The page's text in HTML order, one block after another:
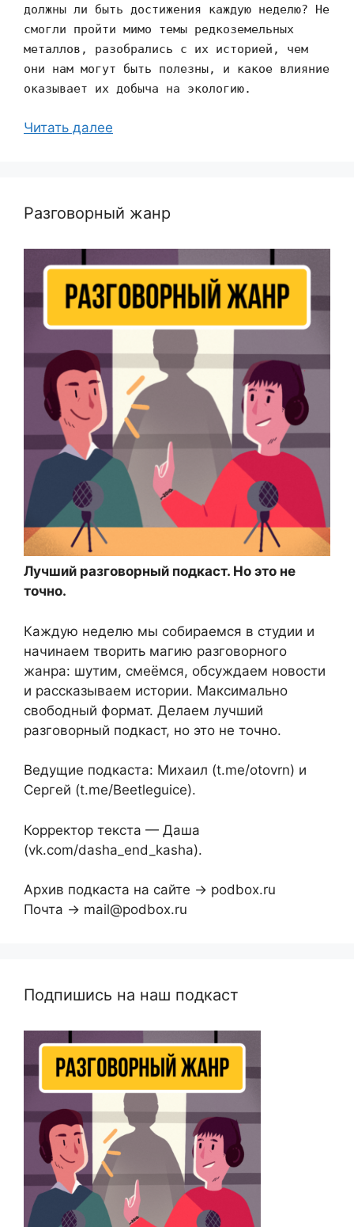
должны ли быть достижения каждую неделю? Не
смогли пройти мимо темы редкоземельных
металлов, разобрались с их историей, чем
они нам могут быть полезны, и какое влияние
оказывает их добыча на экологию.
Читать далее
Разговорный жанр
Лучший разговорный подкаст. Но это не
точно.
Каждую неделю мы собираемся в студии и
начинаем творить магию разговорного
жанра: шутим, смеёмся, обсуждаем новости
и рассказываем истории. Максимально
свободный формат. Делаем лучший
разговорный подкаст, но это не точно.
Ведущие подкаста: Михаил (t.me/otovrn) и
Сергей (t.me/Beetleguice).
Корректор текста — Даша
(vk.com/dasha_end_kasha).
Архив подкаста на сайте → podbox.ru
Почта → mail@podbox.ru
Подпишись на наш подкаст